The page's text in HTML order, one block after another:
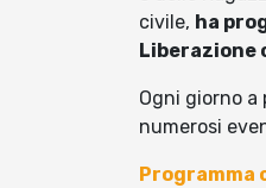
civile, ha
Liberazione
Ogni giorno a
numerosi
Programma